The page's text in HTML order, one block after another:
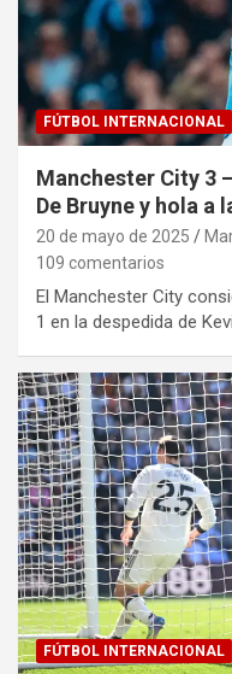
FÚTBOL INTERNACIONAL
Manchester City 3
De Bruyne y hola a
20 de mayo de 2025
109 comentarios
El Manchester City
1 en la despedida de
FÚTBOL INTERNACIONAL